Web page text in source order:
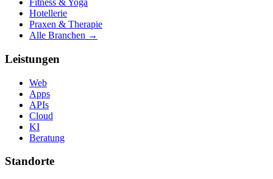
Fitness & Yoga
Hotellerie
Praxen & Therapie
Alle Branchen →
Leistungen
Web
Apps
APIs
Cloud
KI
Beratung
Standorte